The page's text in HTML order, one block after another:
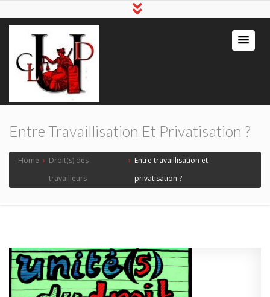
Entre Travaillisation Et Privatisation ?
Home › Droit(s) des
travailleurs
› Entre travaillisation et
privatisation ?